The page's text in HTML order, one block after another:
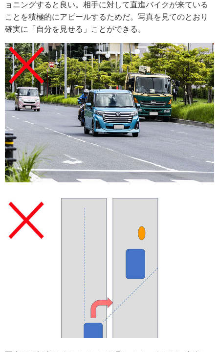
ョニングすると良い。相手に対して直進バイクが来ている
ことを積極的にアピールするためだ。写真を見てのとおり
確実に「自分を見せる」ことができる。